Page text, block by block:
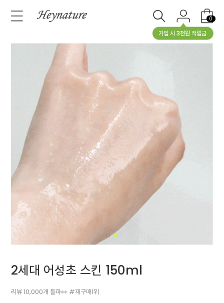
가입 시 3천원 적립금
0
2세대 어성초 스킨 150ml
리뷰 10,000개 돌파👀 #재구매1위